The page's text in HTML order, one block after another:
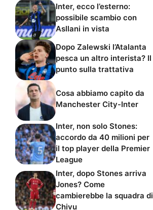
Inter, ecco l’esterno:
possibile scambio con
Asllani in vista
Dopo Zalewski l’Atalanta
pesca un altro interista? Il
punto sulla trattativa
Cosa abbiamo capito da
Manchester City-Inter
Inter, non solo Stones:
accordo da 40 milioni per
il top player della Premier
League
Inter, dopo Stones arriva
Jones? Come
cambierebbe la squadra di
Chivu